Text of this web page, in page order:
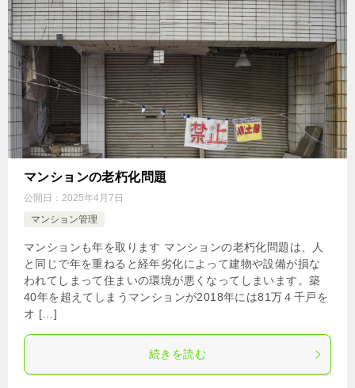
マンションの老朽化問題
公開日： 2025年4月7日
マンション管理
マンションも年を取ります マンションの老朽化問題は、人
と同じで年を重ねると経年劣化によって建物や設備が損な
われてしまって住まいの環境が悪くなってしまいます。築
40年を超えてしまうマンションが2018年には81万４千戸を
オ […]
続きを読む